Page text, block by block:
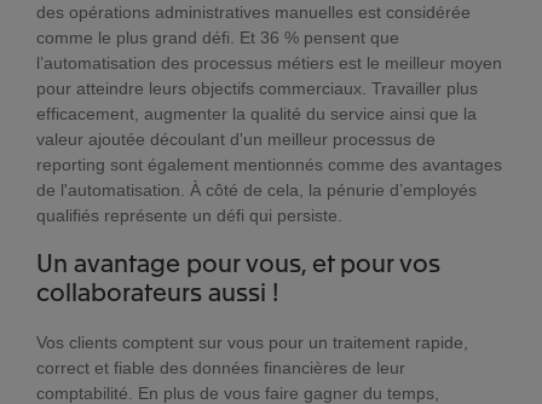
des opérations administratives manuelles est considérée
comme le plus grand défi. Et 36 % pensent que
l’automatisation des processus métiers est le meilleur moyen
pour atteindre leurs objectifs commerciaux. Travailler plus
efficacement, augmenter la qualité du service ainsi que la
valeur ajoutée découlant d'un meilleur processus de
reporting sont également mentionnés comme des avantages
de l'automatisation. À côté de cela, la pénurie d’employés
qualifiés représente un défi qui persiste.
Un avantage pour vous, et pour vos
collaborateurs aussi !
Vos clients comptent sur vous pour un traitement rapide,
correct et fiable des données financières de leur
comptabilité. En plus de vous faire gagner du temps,